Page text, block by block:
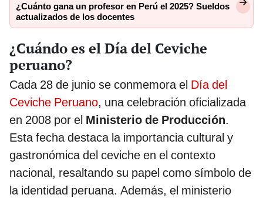
¿Cuánto gana un profesor en Perú el 2025? Sueldos
actualizados de los docentes
¿Cuándo es el Día del Ceviche
peruano?
Cada 28 de junio se conmemora el Día del
Ceviche Peruano, una celebración oficializada
en 2008 por el Ministerio de Producción.
Esta fecha destaca la importancia cultural y
gastronómica del ceviche en el contexto
nacional, resaltando su papel como símbolo de
la identidad peruana. Además, el ministerio